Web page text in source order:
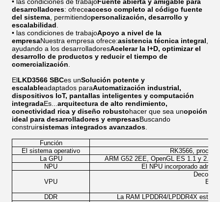
desarrolladores: ofreceacceso completo al código fuente
del sistema , permitiendopersonalización, desarrollo y
escalabilidad
• las condiciones de trabajoApoyo a nivel de la
empresaNuestra empresa ofrece:asistencia técnica integral
ayudando a los desarrolladoresAcelerar la I+D, optimizar el
desarrollo de productos y reducir el tiempo de
comercialización
ElLKD3566 SBCes unSolución potente y
escalableadaptados paraAutomatización industrial,
dispositivos IoT, pantallas inteligentes y computación
integradaEs... arquitectura de alto rendimiento,
conectividad rica y diseño robustohacer que sea unopción
ideal para desarrolladores y empresasBuscando
construirsistemas integrados avanzados
Función
El sistema operativo
RK3566,
La GPU
ARM G52 2EE, OpenGL ES 1.1 y
NPU
El NPU incorporado
VPU
DDR
La RAM LPDDR4/LPDDR4X está